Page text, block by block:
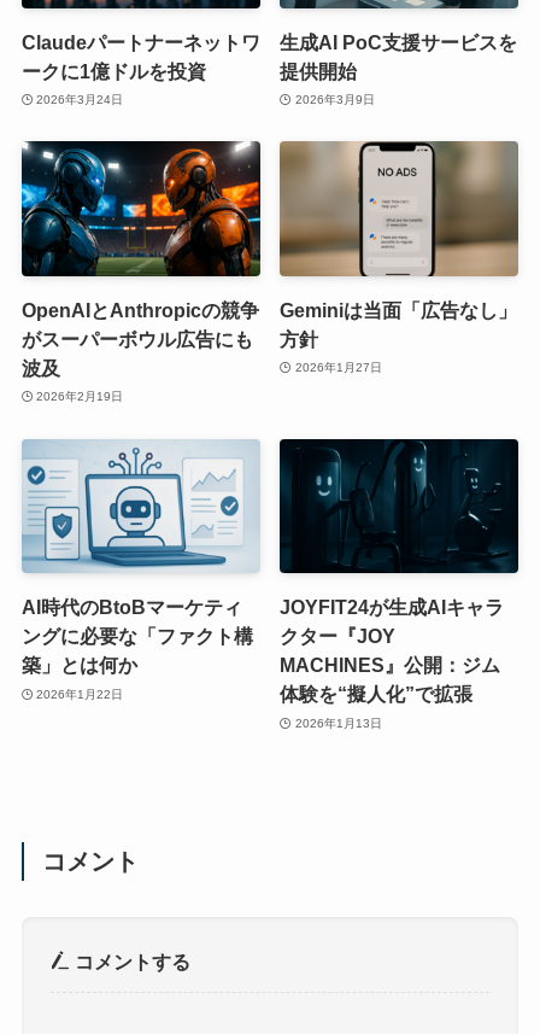
Claudeパートナーネットワ
ークに1億ドルを投資
2026年3月24日
生成AI PoC支援サービスを
提供開始
2026年3月9日
OpenAIとAnthropicの競争
がスーパーボウル広告にも
波及
2026年2月19日
Geminiは当面「広告なし」
方針
2026年1月27日
AI時代のBtoBマーケティ
ングに必要な「ファクト構
築」とは何か
2026年1月22日
JOYFIT24が生成AIキャラ
クター『JOY
MACHINES』公開：ジム
体験を“擬人化”で拡張
2026年1月13日
コメント
コメントする